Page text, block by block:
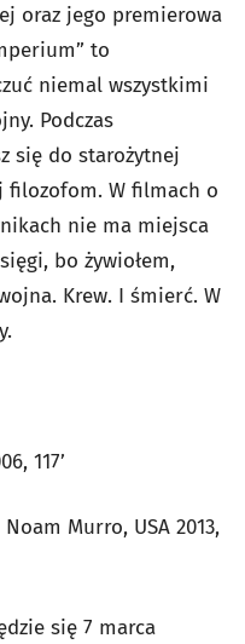
oraz jego premierowa
to
niemal wszystkimi
Podczas
się do starożytnej
filozofom. W filmach o
nie ma miejsca
bo żywiołem,
Krew. I śmierć. W
117’
Murro, USA 2013,
się 7 marca